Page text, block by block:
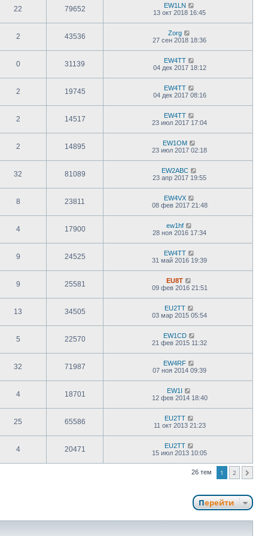
22 79652
EW1LN
13 окт 2018 16:45
2 43536
Zorg
27 сен 2018 18:36
0 31139
EW4TT
04 дек 2017 18:12
2 19745
EW4TT
04 дек 2017 08:16
2 14517
EW4TT
23 июл 2017 17:04
2 14895
EW1OM
23 июл 2017 02:18
32 81089
EW2ABC
23 апр 2017 19:55
8 23811
EW4VX
08 фев 2017 21:48
4 17900
ew1hf
28 ноя 2016 17:34
9 24525
EW4TT
31 май 2016 19:39
9 25581
EU8T
09 фев 2016 21:51
13 34505
EU2TT
03 мар 2015 05:54
5 22570
EW1CD
21 фев 2015 11:32
32 71987
EW4RF
07 ноя 2014 09:39
4 18701
EW1I
12 фев 2014 18:40
25 65586
EU2TT
11 окт 2013 21:23
4 20471
EU2TT
15 июл 2013 10:05
26 тем 1 2
Перейти